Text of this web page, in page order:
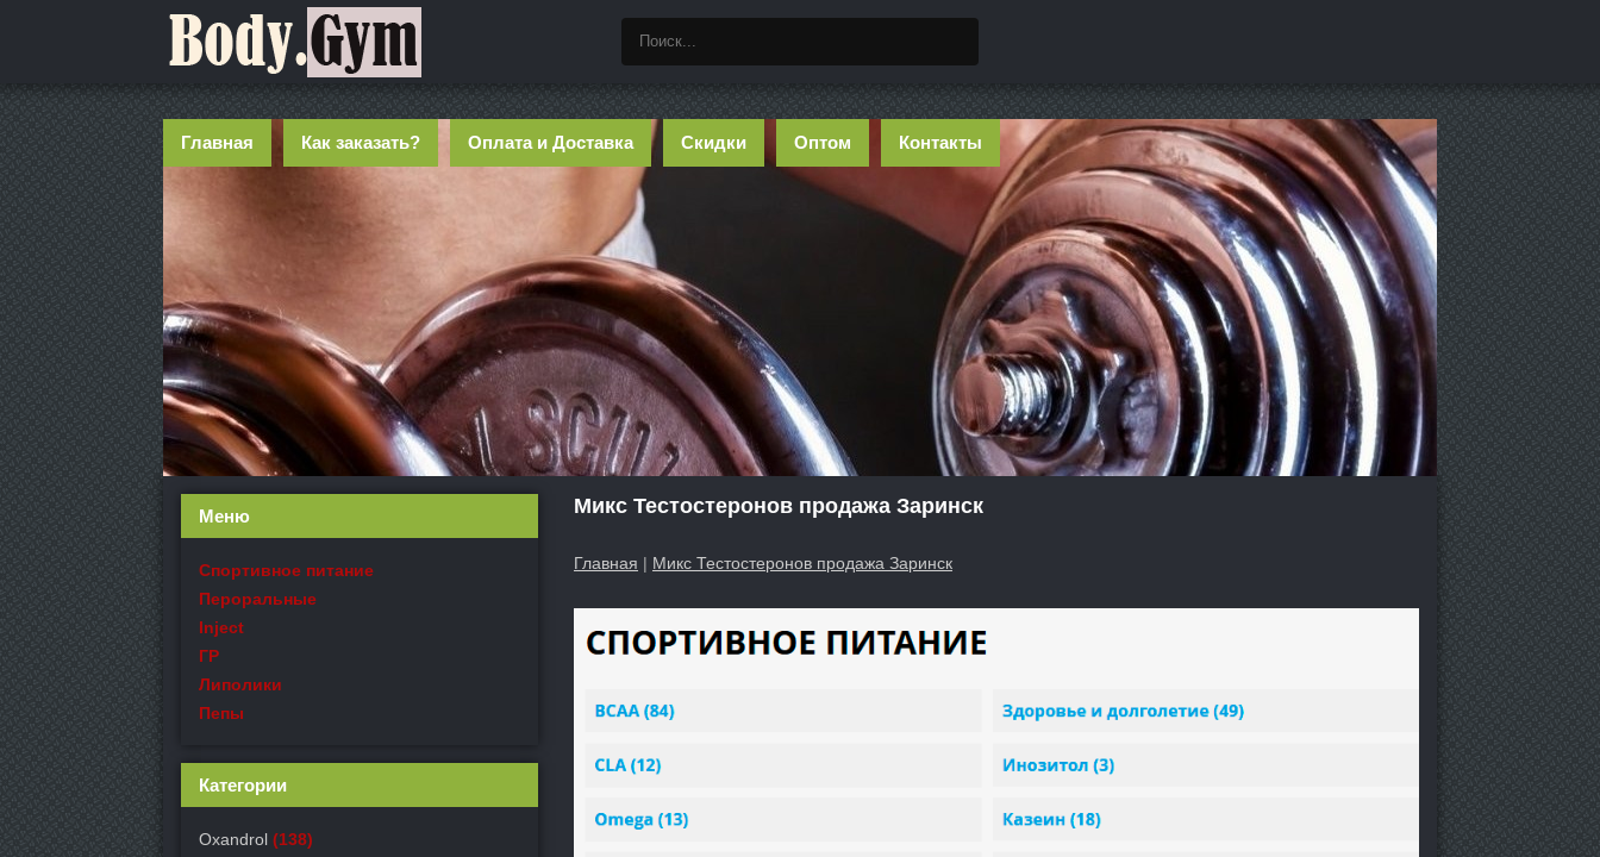
Главная Как заказать? Оплата и Доставка Скидки Оптом Контакты
Микс Тестостеронов продажа Заринск
Главная | Микс Тестостеронов продажа Заринск
Меню
Спортивное питание
Пероральные
Inject
ГР
Липолики
Пепы
Категории
Oxandrol (138)